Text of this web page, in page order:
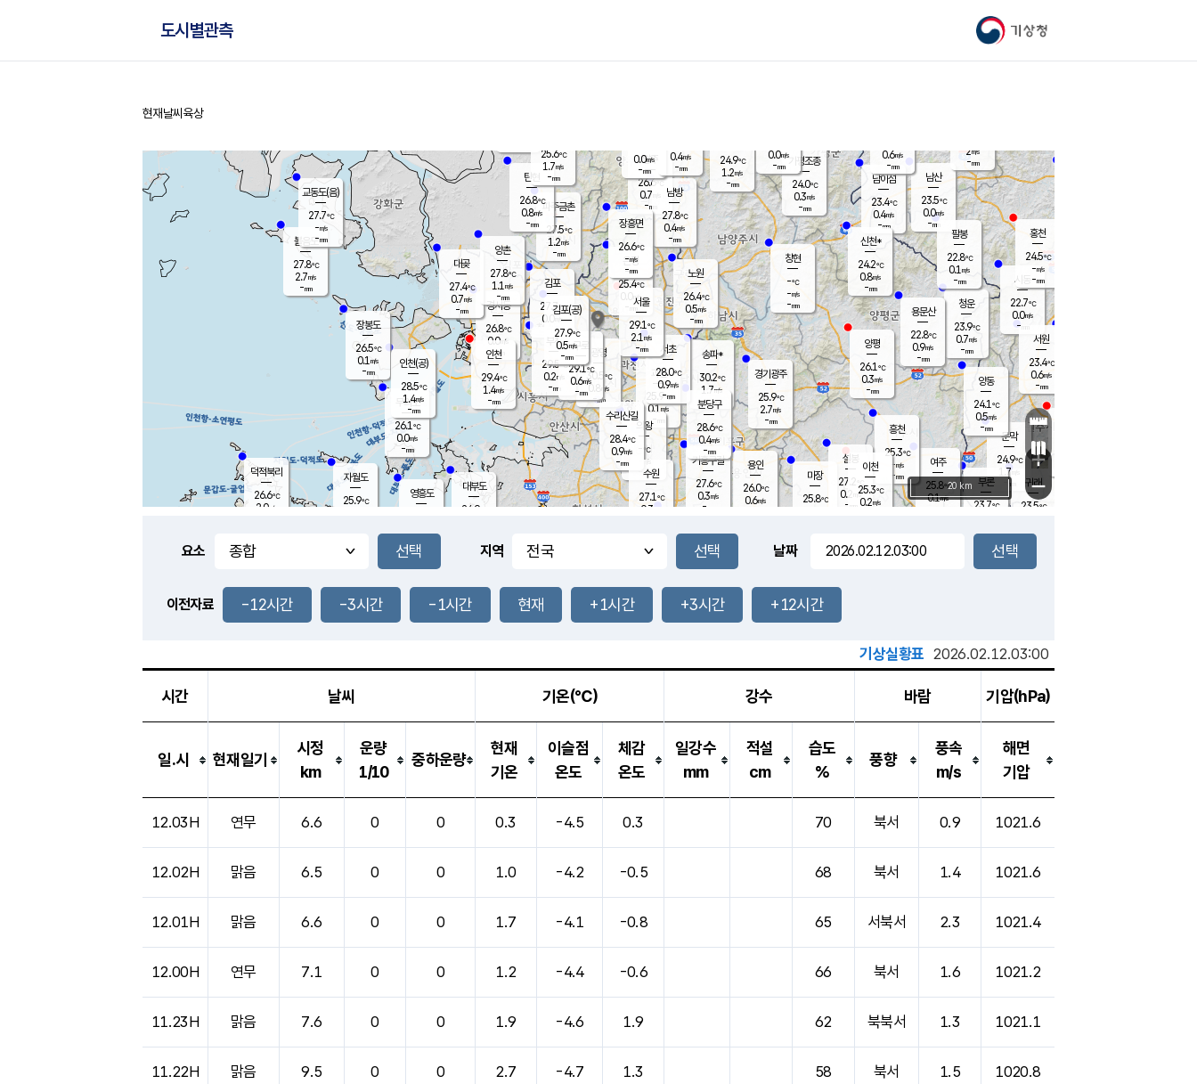
기상청
도시별관측
홈
현재날씨 육상
풍도
0.6m/s
문막
24.9℃
1.7m/s
mm
남이섬
23.4℃
0.4m/s
-mm
무의도
26.1℃
0.0m/s
-mm
영흥도
볼음도
27.8℃
2.7m/s
-mm
자월도
25.9℃
양주
26.6℃
0.7
-mm
부론
23.7℃
과천
25.9℃
0.1m/s
- mm
남산
23.5℃
0.0m/s
-mm
장봉도
26.5℃
0.1 m/s
-mm
-mm
청운
23.9℃
0.7m/s
-mm
팔봉
22.8℃
0.1 m/s
-mm
-mm
용인
26.0℃
0.6m/s
여주
25.8℃
0.1m/s
양동
24.1℃
0.5m/s
-mm
경기광주
25.9℃
2.7m/s
-mm
장호원
0.6m/s
-mm
26.2
℃
대부도
24.9
-
경서동
26.8℃
0.0m/s
-mm
파주금촌
27.5℃
1.2m/s
-mm
가평조종
24.0℃
0.3m/s
-mm
24.9℃
1.2m/s
-mm
대곶
27.4℃
0.7m/s
-mm
신천*
24.2℃
0.8m/s
-mm
창현
-℃
-m/s
-mm
탄현
26.8℃
0.8m/s
-mm
0.0m/s
-mm
28.0℃
0.0m/s
-mm
흥천
25.3℃
-m/s
-mm
마장
25.8℃
의왕
- ℃
m/s
mm
김포
27.7℃
0.0 m/s
mm
설봉
27.2
0.2 m/s
- mm
광명
30.5 ℃
0.8 m/s
-mm
부천
29.5℃
0.2m/s
-mm
-mm
양촌
27.8℃
1.1 m/s
-mm
구로
29.1℃
0.6m/s
-mm
은평
25.4℃
0.0 m/s
- mm
노원
26.4℃
0.5m/s
-mm
송파*
30.2℃
1.7m/s
-mm
서초
28.0℃
0.9m/s
-mm
남방
27.8℃
0.4m/s
-mm
기흥구갈
27.6℃
0.3m/s
-
수리산길
28.4℃
0.9m/s
-mm
분당구
28.6℃
0.4m/s
-mm
장흥면
26.6℃
-m/s
-mm
0.0m/s
-mm
시동
22.7℃
0.0m/s
- mm
귀래
23.5℃
서원
23.4℃
0.6m/s
-mm
용문산
22.8℃
0.9m/s
-mm
덕적북리
26.6℃
2.0m/s
인천(공)
28.5℃
1.4m/s
-mm
김포(공)
27.9℃
0.5m/s
-mm
교동도(음)
27.7℃
-m/s
-mm
홍천
24.5℃
-m/s
-mm
이천
25.3℃
0.2m/s
양평
26.1℃
0.3m/s
-mm
수원
27.1℃
0.3 m/s
인천
29.4℃
1.4m/s
-mm
서울
29.1℃
2.1 m/s
-mm
2m/s
-mm
25.6℃
1.7m/s
-mm
0.4m/s
-mm
+
−
20 km
요소 지역 날짜
이전자료 -12시간 -3시간 -1시간 현재 +1시간 +3시간 +12시간
기상실황표 2026.02.12.03:00
시간 날씨 기온(℃) 강수 바람 기압(hPa)
일.시 현재일기
시정
km
운량
1/10
중하운량
현재
기온
이슬점
온도
체감
온도
일강수
mm
적설
cm
습도
%
풍향
풍속
m/s
해면
기압
12.03H 연무 6.6 0 0 0.3 -4.5 0.3 70 북서 0.9 1021.6
12.02H 맑음 6.5 0 0 1.0 -4.2 -0.5 68 북서 1.4 1021.6
12.01H 맑음 6.6 0 0 1.7 -4.1 -0.8 65 서북서 2.3 1021.4
12.00H 연무 7.1 0 0 1.2 -4.4 -0.6 66 북서 1.6 1021.2
11.23H 맑음 7.6 0 0 1.9 -4.6 1.9 62 북북서 1.3 1021.1
11.22H 맑음 9.5 0 0 2.7 -4.7 1.3 58 북서 1.5 1020.8